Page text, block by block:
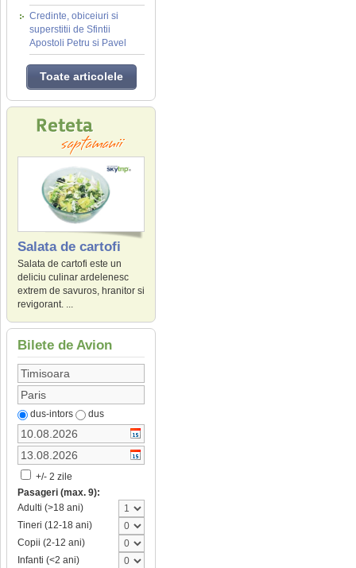
Credinte, obiceiuri si
superstitii de Sfintii
Apostoli Petru si Pavel
Toate articolele
Salata de cartofi
Salata de cartofi este un
deliciu culinar ardelenesc
extrem de savuros, hranitor si
revigorant. ...
Bilete de Avion
dus-intors dus
+/- 2 zile
Pasageri (max. 9):
Adulti (>18 ani)
Tineri (12-18 ani)
Copii (2-12 ani)
Infanti (<2 ani)